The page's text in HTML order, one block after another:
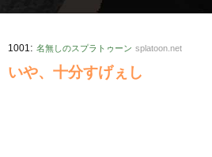
1001: 名無しのスプラトゥーン splatoon.net
いや、十分すげぇし